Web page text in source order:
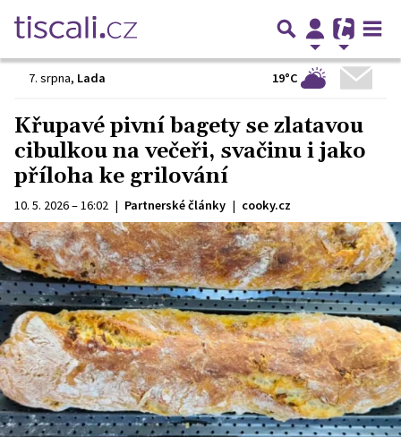
7. srpna, Lada 19°C
Křupavé pivní bagety se zlatavou
cibulkou na večeři, svačinu i jako
příloha ke grilování
10. 5. 2026 – 16:02 | Partnerské články | cooky.cz